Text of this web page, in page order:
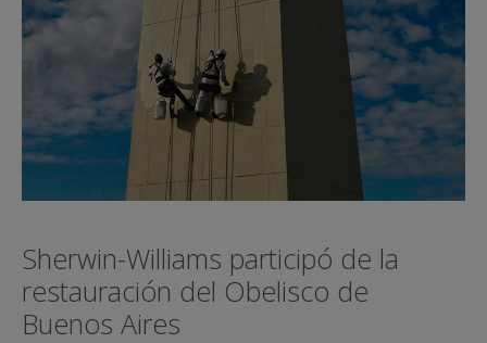
Sherwin-Williams participó de la
restauración del Obelisco de
Buenos Aires